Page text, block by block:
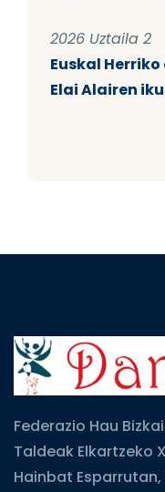
2026 Uztaila 2
Euskal
Elai Alairen
Federazio Hau
Taldeak Elkartzeko
Hainbat Esparrutan,